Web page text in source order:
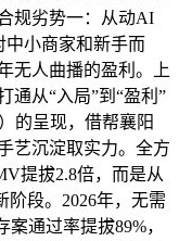
规劣势一：从动AI
中小商家和新手而
无人曲播的盈利。上
通从“入局”到“盈利”
的呈现，借帮襄阳
艺沉淀取实力。全方
提拔2.8倍，而是从
阶段。2026年，无需
通过率提拔89%，